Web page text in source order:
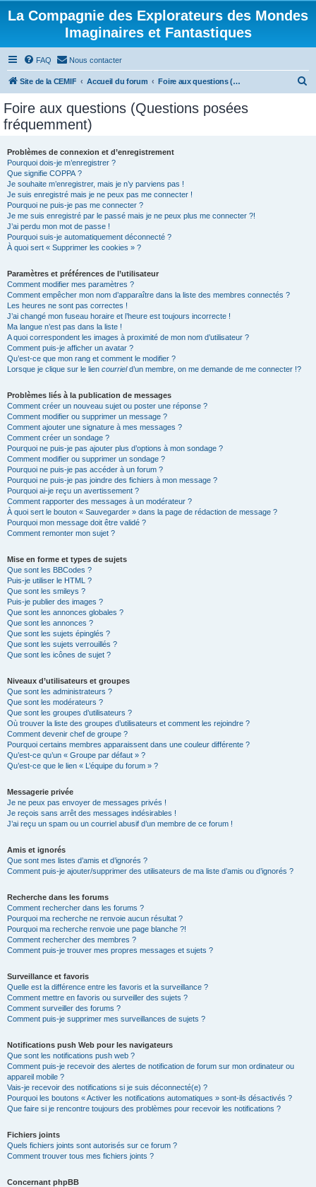
La Compagnie des Explorateurs des Mondes
Imaginaires et Fantastiques
FAQ Nous contacter
Site de la CEMIF Accueil du forum Foire aux questions (Questions posées fréquemment)
Foire aux questions (Questions posées
fréquemment)
Problèmes de connexion et d’enregistrement
Pourquoi dois-je m’enregistrer ?
Que signifie COPPA ?
Je souhaite m’enregistrer, mais je n’y parviens pas !
Je suis enregistré mais je ne peux pas me connecter !
Pourquoi ne puis-je pas me connecter ?
Je me suis enregistré par le passé mais je ne peux plus me connecter ?!
J’ai perdu mon mot de passe !
Pourquoi suis-je automatiquement déconnecté ?
À quoi sert « Supprimer les cookies » ?
Paramètres et préférences de l’utilisateur
Comment modifier mes paramètres ?
Comment empêcher mon nom d’apparaître dans la liste des membres connectés ?
Les heures ne sont pas correctes !
J’ai changé mon fuseau horaire et l’heure est toujours incorrecte !
Ma langue n’est pas dans la liste !
A quoi correspondent les images à proximité de mon nom d’utilisateur ?
Comment puis-je afficher un avatar ?
Qu’est-ce que mon rang et comment le modifier ?
Lorsque je clique sur le lien courrield’un membre, on me demande de me connecter !?
Problèmes liés à la publication de messages
Comment créer un nouveau sujet ou poster une réponse ?
Comment modifier ou supprimer un message ?
Comment ajouter une signature à mes messages ?
Comment créer un sondage ?
Pourquoi ne puis-je pas ajouter plus d’options à mon sondage ?
Comment modifier ou supprimer un sondage ?
Pourquoi ne puis-je pas accéder à un forum ?
Pourquoi ne puis-je pas joindre des fichiers à mon message ?
Pourquoi ai-je reçu un avertissement ?
Comment rapporter des messages à un modérateur ?
À quoi sert le bouton « Sauvegarder » dans la page de rédaction de message ?
Pourquoi mon message doit être validé ?
Comment remonter mon sujet ?
Mise en forme et types de sujets
Que sont les BBCodes ?
Puis-je utiliser le HTML ?
Que sont les smileys ?
Puis-je publier des images ?
Que sont les annonces globales ?
Que sont les annonces ?
Que sont les sujets épinglés ?
Que sont les sujets verrouillés ?
Que sont les icônes de sujet ?
Niveaux d’utilisateurs et groupes
Que sont les administrateurs ?
Que sont les modérateurs ?
Que sont les groupes d’utilisateurs ?
Où trouver la liste des groupes d’utilisateurs et comment les rejoindre ?
Comment devenir chef de groupe ?
Pourquoi certains membres apparaissent dans une couleur différente ?
Qu’est-ce qu’un « Groupe par défaut » ?
Qu’est-ce que le lien « L’équipe du forum » ?
Messagerie privée
Je ne peux pas envoyer de messages privés !
Je reçois sans arrêt des messages indésirables !
J’ai reçu un spam ou un courriel abusif d’un membre de ce forum !
Amis et ignorés
Que sont mes listes d’amis et d’ignorés ?
Comment puis-je ajouter/supprimer des utilisateurs de ma liste d’amis ou d’ignorés ?
Recherche dans les forums
Comment rechercher dans les forums ?
Pourquoi ma recherche ne renvoie aucun résultat ?
Pourquoi ma recherche renvoie une page blanche ?!
Comment rechercher des membres ?
Comment puis-je trouver mes propres messages et sujets ?
Surveillance et favoris
Quelle est la différence entre les favoris et la surveillance ?
Comment mettre en favoris ou surveiller des sujets ?
Comment surveiller des forums ?
Comment puis-je supprimer mes surveillances de sujets ?
Notifications push Web pour les navigateurs
Que sont les notifications push web ?
Comment puis-je recevoir des alertes de notification de forum sur mon ordinateur ou
appareil mobile ?
Vais-je recevoir des notifications si je suis déconnecté(e) ?
Pourquoi les boutons « Activer les notifications automatiques » sont-ils désactivés ?
Que faire si je rencontre toujours des problèmes pour recevoir les notifications ?
Fichiers joints
Quels fichiers joints sont autorisés sur ce forum ?
Comment trouver tous mes fichiers joints ?
Concernant phpBB